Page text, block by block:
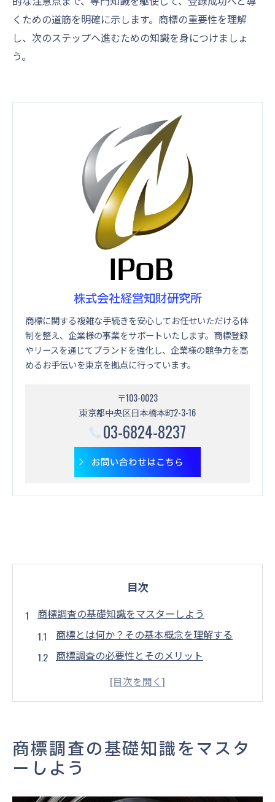
くための道筋を明確に示します。商標の重要性を理解
し、次のステップへ進むための知識を身につけましょ
う。
株式会社経営知財研究所
商標に関する複雑な手続きを安心してお任せいただける体
制を整え、企業様の事業をサポートいたします。商標登録
やリースを通じてブランドを強化し、企業様の競争力を高
めるお手伝いを東京を拠点に行っています。
〒103-0023
東京都中央区日本橋本町2-3-16
03-6824-8237
お問い合わせはこちら
目次
商標調査の基礎知識をマスターしよう
商標とは何か？その基本概念を理解する
商標調査の必要性とそのメリット
商標登録における法的基盤を学ぶ
商標調査におけるリスクとその対策
商標登録成功のための戦略的アプローチ
商標登録の成功率を高める計画立案
商標調査の基礎知識をマスタ
ーしよう